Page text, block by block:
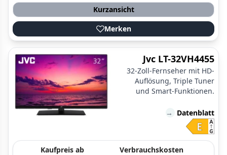
Kurzansicht
Merken
Jvc LT-32VH4455
32-Zoll-Fernseher mit HD-
Auflösung, Triple Tuner
und Smart-Funktionen.
→ Datenblatt
Kaufpreis ab Verbrauchskosten